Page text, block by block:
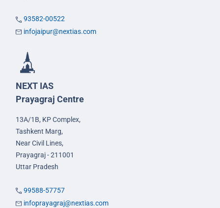
93582-00522
infojaipur@nextias.com
NEXT IAS
Prayagraj Centre
13A/1B, KP Complex,
Tashkent Marg,
Near Civil Lines,
Prayagraj - 211001
Uttar Pradesh
99588-57757
infoprayagraj@nextias.com